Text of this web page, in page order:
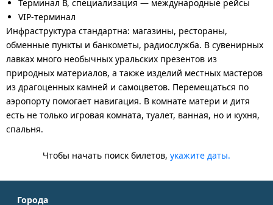
Терминал В, специализация — международные рейсы
VIP-терминал
Инфраструктура стандартна: магазины, рестораны,
обменные пункты и банкометы, радиослужба. В сувенирных
лавках много необычных уральских презентов из
природных материалов, а также изделий местных мастеров
из драгоценных камней и самоцветов. Перемещаться по
аэропорту помогает навигация. В комнате матери и дитя
есть не только игровая комната, туалет, ванная, но и кухня,
спальня.
Чтобы начать поиск билетов, укажите даты.
Города